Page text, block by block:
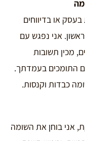
או בדיווחים
אני נפגש עם
מכין תשובות
התומכים בעמדתך.
כבדות וקנסות.
אני בוחן את השומה